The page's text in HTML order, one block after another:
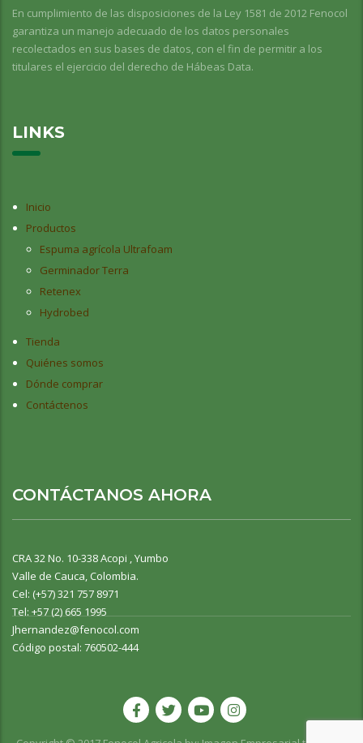
En cumplimiento de las disposiciones de la Ley 1581 de 2012 Fenocol
garantiza un manejo adecuado de los datos personales
recolectados en sus bases de datos, con el fin de permitir a los
titulares el ejercicio del derecho de Hábeas Data.
LINKS
Inicio
Productos
Espuma agrícola Ultrafoam
Germinador Terra
Retenex
Hydrobed
Tienda
Quiénes somos
Dónde comprar
Contáctenos
CONTÁCTANOS AHORA
CRA 32 No. 10-338 Acopi , Yumbo
Valle de Cauca, Colombia.
Cel: (+57) 321 757 8971
Tel: +57 (2) 665 1995
Jhernandez@fenocol.com
Código postal: 760502-444